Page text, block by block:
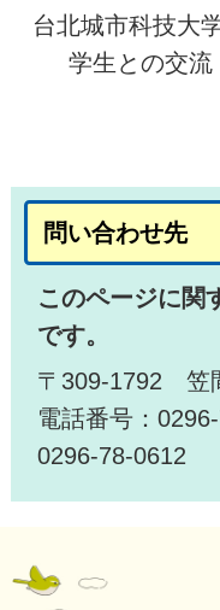
台北城市科技大
学生との交流
問い合わせ先
このページに関
です。
〒309-1792 笠
電話番号：
0296-78-0612